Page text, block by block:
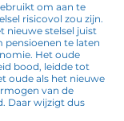
om aan te
risicovol zou zijn.
nieuwe stelsel juist
pensioenen te laten
Het oude
bood, leidde tot
oude als het nieuwe
van de
Daar wijzigt dus